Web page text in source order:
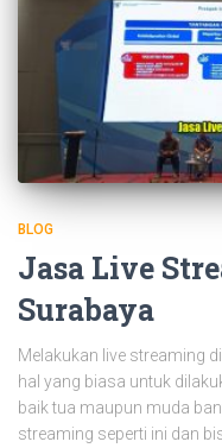
BLOG
Jasa Live
Surabaya
Melakukan live streaming
hal yang biasa untuk
baik tua maupun muda
streaming seperti ini dan